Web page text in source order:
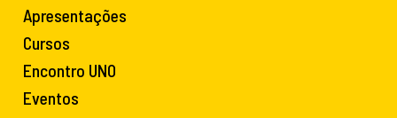
Apresentações
Cursos
Encontro UNO
Eventos